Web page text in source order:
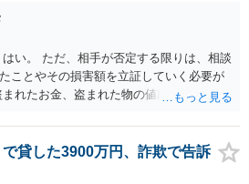
い。 ただ、相手が否定する限りは、相談
ことやその損害額を立証していく必要が
れたお金、盗まれた物の値段分のお金、
きます。 ただ、慰謝料は難しいと思いま
貸した3900万円、詐欺で告訴